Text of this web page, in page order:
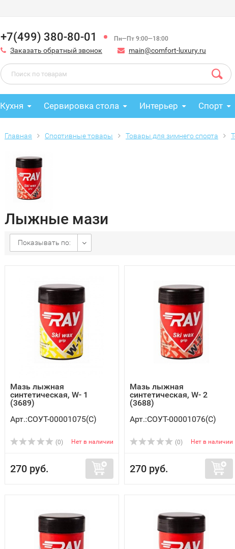
+7(499) 380-80-01 Пн—Пт 9:00—18:00
Заказать обратный звонок main@comfort-luxury.ru
Кухня Сервировка стола Интерьер Спорт
Главная Спортивные товары Товары для зимнего спорта
Лыжные мази
Показывать по:
Мазь лыжная
синтетическая, W- 1
(3689)
Арт.:СОУТ-00001075(C)
(0) Нет в наличии
270 руб.
Мазь лыжная
синтетическая, W- 2
(3688)
Арт.:СОУТ-00001076(C)
(0) Нет в наличии
270 руб.